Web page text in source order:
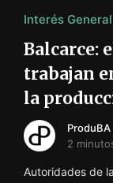
Interés General
Balcarce:
trabajan
la
ProduBA
2
Autoridades de